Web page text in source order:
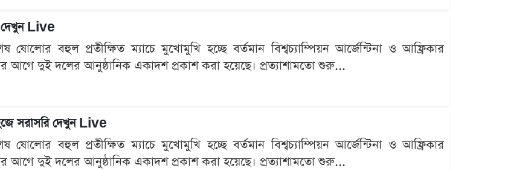
দেখুন Live
বহুল প্রতীক্ষিত ম্যাচে মুখোমুখি হচ্ছে বর্তমান বিশ্বচ্যাম্পিয়ন আর্জেন্টিনা ও আফ্রিকার
আগে দুই দলের আনুষ্ঠানিক একাদশ প্রকাশ করা হয়েছে। প্রত্যাশামতো শুরু...
সরাসরি দেখুন Live
বহুল প্রতীক্ষিত ম্যাচে মুখোমুখি হচ্ছে বর্তমান বিশ্বচ্যাম্পিয়ন আর্জেন্টিনা ও আফ্রিকার
আগে দুই দলের আনুষ্ঠানিক একাদশ প্রকাশ করা হয়েছে। প্রত্যাশামতো শুরু...